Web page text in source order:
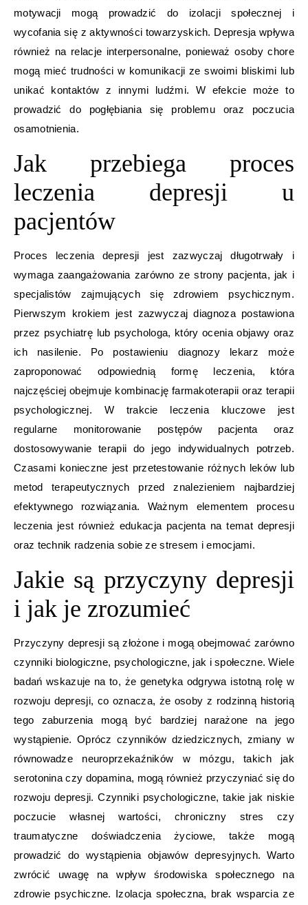
motywacji mogą prowadzić do izolacji społecznej i
wycofania się z aktywności towarzyskich. Depresja wpływa
również na relacje interpersonalne, ponieważ osoby chore
mogą mieć trudności w komunikacji ze swoimi bliskimi lub
unikać kontaktów z innymi ludźmi. W efekcie może to
prowadzić do pogłębiania się problemu oraz poczucia
osamotnienia.
Jak przebiega proces
leczenia depresji u
pacjentów
Proces leczenia depresji jest zazwyczaj długotrwały i
wymaga zaangażowania zarówno ze strony pacjenta, jak i
specjalistów zajmujących się zdrowiem psychicznym.
Pierwszym krokiem jest zazwyczaj diagnoza postawiona
przez psychiatrę lub psychologa, który ocenia objawy oraz
ich nasilenie. Po postawieniu diagnozy lekarz może
zaproponować odpowiednią formę leczenia, która
najczęściej obejmuje kombinację farmakoterapii oraz terapii
psychologicznej. W trakcie leczenia kluczowe jest
regularne monitorowanie postępów pacjenta oraz
dostosowywanie terapii do jego indywidualnych potrzeb.
Czasami konieczne jest przetestowanie różnych leków lub
metod terapeutycznych przed znalezieniem najbardziej
efektywnego rozwiązania. Ważnym elementem procesu
leczenia jest również edukacja pacjenta na temat depresji
oraz technik radzenia sobie ze stresem i emocjami.
Jakie są przyczyny depresji
i jak je zrozumieć
Przyczyny depresji są złożone i mogą obejmować zarówno
czynniki biologiczne, psychologiczne, jak i społeczne. Wiele
badań wskazuje na to, że genetyka odgrywa istotną rolę w
rozwoju depresji, co oznacza, że osoby z rodzinną historią
tego zaburzenia mogą być bardziej narażone na jego
wystąpienie. Oprócz czynników dziedzicznych, zmiany w
równowadze neuroprzekaźników w mózgu, takich jak
serotonina czy dopamina, mogą również przyczyniać się do
rozwoju depresji. Czynniki psychologiczne, takie jak niskie
poczucie własnej wartości, chroniczny stres czy
traumatyczne doświadczenia życiowe, także mogą
prowadzić do wystąpienia objawów depresyjnych. Warto
zwrócić uwagę na wpływ środowiska społecznego na
zdrowie psychiczne. Izolacja społeczna, brak wsparcia ze